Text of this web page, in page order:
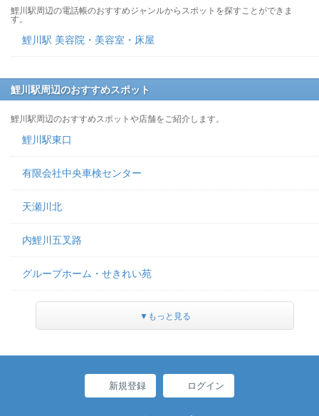
鯉川駅周辺の電話帳のおすすめジャンルからスポットを探すことができま
す。
鯉川駅 美容院・美容室・床屋
鯉川駅周辺のおすすめスポット
鯉川駅周辺のおすすめスポットや店舗をご紹介します。
鯉川駅東口
有限会社中央車検センター
天瀬川北
内鯉川五叉路
グループホーム・せきれい苑
▼もっと見る
新規登録 ログイン